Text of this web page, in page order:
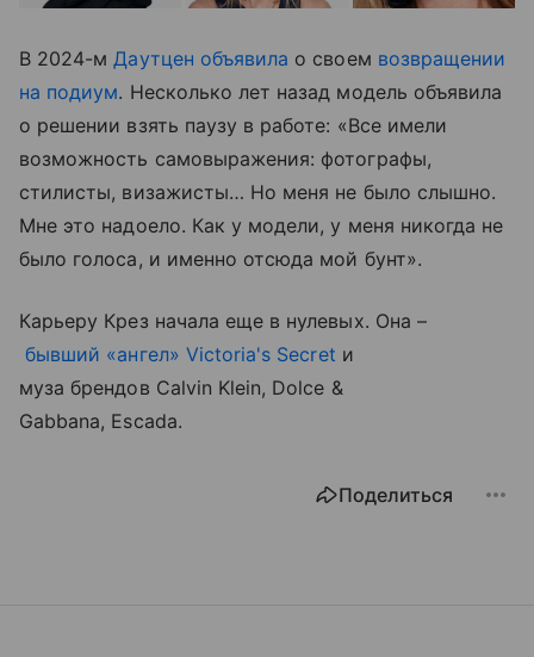
В 2024-м Даутцен объявила о своем возвращении
на подиум. Несколько лет назад модель объявила
о решении взять паузу в работе: «Все имели
возможность самовыражения: фотографы,
стилисты, визажисты… Но меня не было слышно.
Мне это надоело. Как у модели, у меня никогда не
было голоса, и именно отсюда мой бунт».
Карьеру Крез начала еще в нулевых. Она –
бывший «ангел» Victoria's Secret и
муза брендов Calvin Klein, Dolce &
Gabbana, Escada.
Поделиться